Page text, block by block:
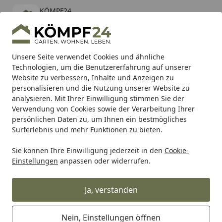
Unsere Seite verwendet Cookies und ähnliche
Technologien, um die Benutzererfahrung auf unserer
Website zu verbessern, Inhalte und Anzeigen zu
personalisieren und die Nutzung unserer Website zu
analysieren. Mit Ihrer Einwilligung stimmen Sie der
Verwendung von Cookies sowie der Verarbeitung Ihrer
persönlichen Daten zu, um Ihnen ein bestmögliches
Surferlebnis und mehr Funktionen zu bieten.
Sie können Ihre Einwilligung jederzeit in den Cookie-
Einstellungen anpassen oder widerrufen.
Ja, verstanden
Nein, Einstellungen öffnen
KÖMPF24
kostenlos - Im App Store
Hotline
Alle Produkte
Mein Konto
Suchen
Karibu Pools inkl. gratis Sandfilteranlage & Pool-
Starterset (Gesamtwert bis 468,99€)
Startseite
Grill Grillzubehör nach Marken Zubehör für weitere
WWOO Holzkiste mit
Handtuchhalter (geschraubt) für
unter das Waschbecken (58 x 42 x